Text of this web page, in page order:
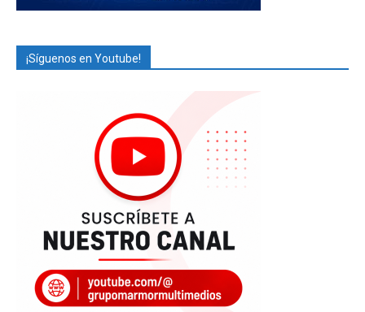
¡Síguenos en Youtube!